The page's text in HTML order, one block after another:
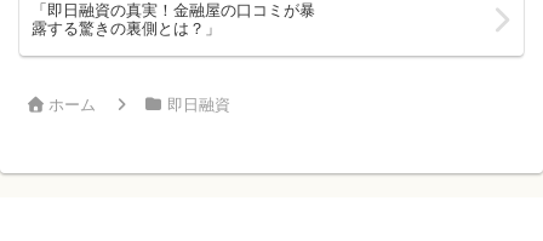
「即日融資の真実！金融屋の口コミが暴
露する驚きの裏側とは？」
ホーム 即日融資